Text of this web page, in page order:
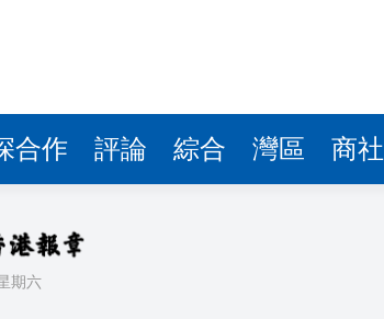
合作 評論 綜合 灣區 商社
期六
法
智英求情 罪證如山豈能妄想輕判
獨立委員會工作 李家超暫停3項公職委任
證文儒沉香從傳統邁向現代
瓊考察